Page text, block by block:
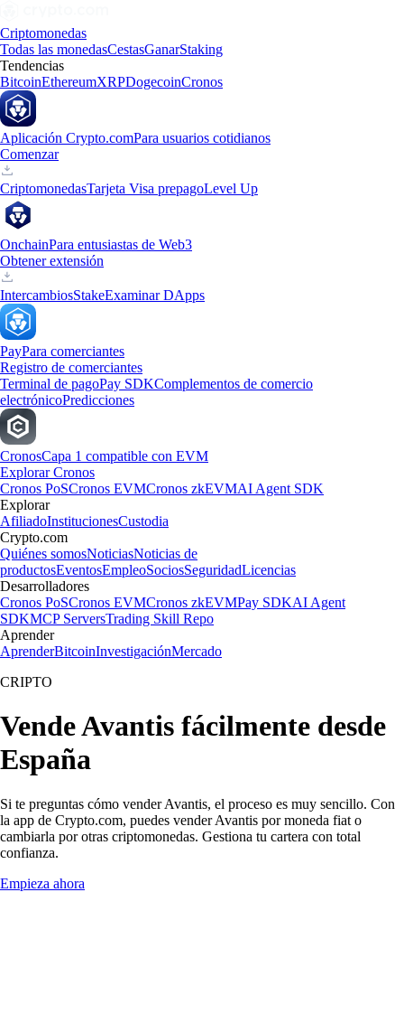
Criptomonedas
Todas las monedasCestasGanarStaking
Tendencias
BitcoinEthereumXRPDogecoinCronos
Aplicación Crypto.comPara usuarios cotidianos
Comenzar
CriptomonedasTarjeta Visa prepagoLevel Up
OnchainPara entusiastas de Web3
Obtener extensión
IntercambiosStakeExaminar DApps
PayPara comerciantes
Registro de comerciantes
Terminal de pagoPay SDKComplementos de comercio
electrónicoPredicciones
CronosCapa 1 compatible con EVM
Explorar Cronos
Cronos PoSCronos EVMCronos zkEVMAI Agent SDK
Explorar
AfiliadoInstitucionesCustodia
Crypto.com
Quiénes somosNoticiasNoticias de
productosEventosEmpleoSociosSeguridadLicencias
Desarrolladores
Cronos PoSCronos EVMCronos zkEVMPay SDKAI Agent
SDKMCP ServersTrading Skill Repo
Aprender
AprenderBitcoinInvestigaciónMercado
CRIPTO
Vende Avantis fácilmente desde
España
Si te preguntas cómo vender Avantis, el proceso es muy sencillo. Con
la app de Crypto.com, puedes vender Avantis por moneda fiat o
cambiarla por otras criptomonedas. Gestiona tu cartera con total
confianza.
Empieza ahora